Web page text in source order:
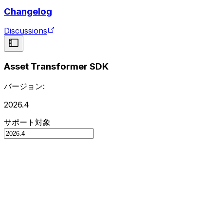
Changelog
Discussions
Asset Transformer SDK
バージョン:
2026.4
サポート対象